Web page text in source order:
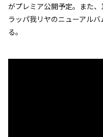
がプレミア公開予定。また
ラッパ我リヤのニューアル
る。